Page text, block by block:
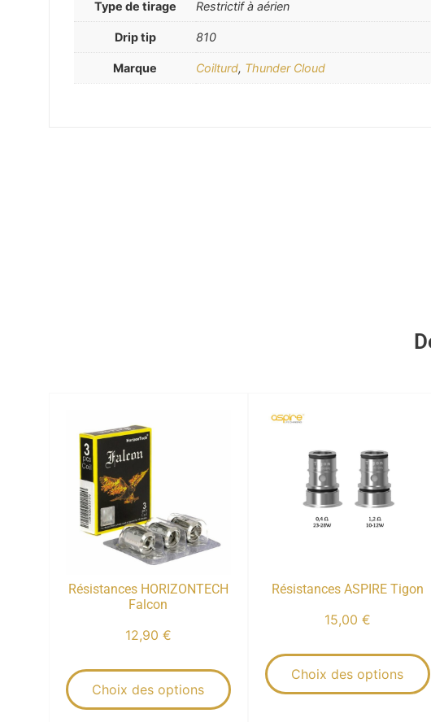
Type de tirage Restrictif à aérien
Drip tip 810
Marque Coilturd, Thunder Cloud
Résistances HORIZONTECH
Falcon
12,90 €
Choix des options
Résistances ASPIRE Tigon
15,00 €
Choix des options